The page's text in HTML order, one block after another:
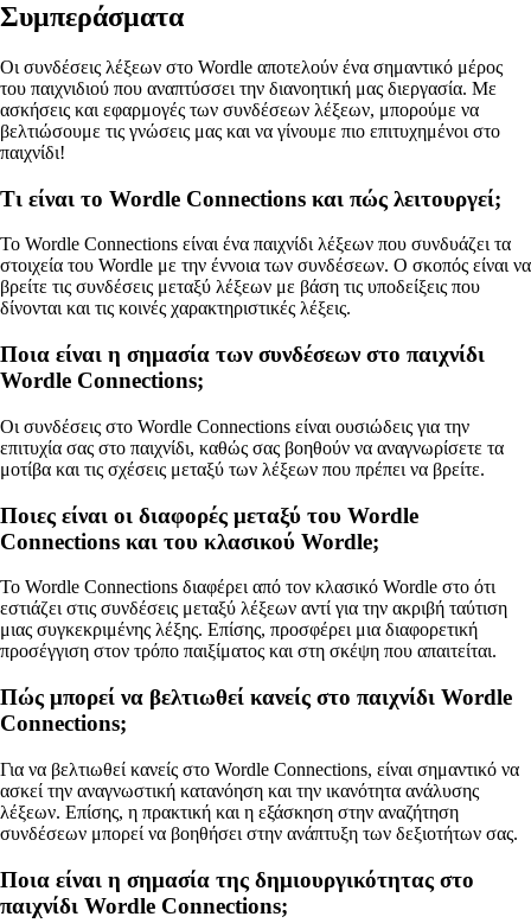
Συμπεράσματα
Οι συνδέσεις λέξεων στο Wordle αποτελούν ένα σημαντικό μέρος
του παιχνιδιού που αναπτύσσει την διανοητική μας διεργασία. Με
ασκήσεις και εφαρμογές των συνδέσεων λέξεων, μπορούμε να
βελτιώσουμε τις γνώσεις μας και να γίνουμε πιο επιτυχημένοι στο
παιχνίδι!
Τι είναι το Wordle Connections και πώς λειτουργεί;
Το Wordle Connections είναι ένα παιχνίδι λέξεων που συνδυάζει τα
στοιχεία του Wordle με την έννοια των συνδέσεων. Ο σκοπός είναι να
βρείτε τις συνδέσεις μεταξύ λέξεων με βάση τις υποδείξεις που
δίνονται και τις κοινές χαρακτηριστικές λέξεις.
Ποια είναι η σημασία των συνδέσεων στο παιχνίδι
Wordle Connections;
Οι συνδέσεις στο Wordle Connections είναι ουσιώδεις για την
επιτυχία σας στο παιχνίδι, καθώς σας βοηθούν να αναγνωρίσετε τα
μοτίβα και τις σχέσεις μεταξύ των λέξεων που πρέπει να βρείτε.
Ποιες είναι οι διαφορές μεταξύ του Wordle
Connections και του κλασικού Wordle;
Το Wordle Connections διαφέρει από τον κλασικό Wordle στο ότι
εστιάζει στις συνδέσεις μεταξύ λέξεων αντί για την ακριβή ταύτιση
μιας συγκεκριμένης λέξης. Επίσης, προσφέρει μια διαφορετική
προσέγγιση στον τρόπο παιξίματος και στη σκέψη που απαιτείται.
Πώς μπορεί να βελτιωθεί κανείς στο παιχνίδι Wordle
Connections;
Για να βελτιωθεί κανείς στο Wordle Connections, είναι σημαντικό να
ασκεί την αναγνωστική κατανόηση και την ικανότητα ανάλυσης
λέξεων. Επίσης, η πρακτική και η εξάσκηση στην αναζήτηση
συνδέσεων μπορεί να βοηθήσει στην ανάπτυξη των δεξιοτήτων σας.
Ποια είναι η σημασία της δημιουργικότητας στο
παιχνίδι Wordle Connections;